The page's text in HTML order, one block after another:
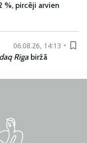
%, pircēji arvien
06.08.26, 14:13
Riga biržā